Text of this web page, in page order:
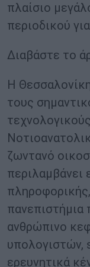
πλαίσιο
περιοδικού
Διαβάστε το
Η
τους
ζωντανό
περιλαμβάνει
πανεπιστήμια
ανθρώπινο
υπολογιστών,
ερευνητικά